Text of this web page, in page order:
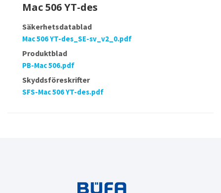
Mac 506 YT-des
Säkerhetsdatablad
Mac 506 YT-des_SE-sv_v2_0.pdf
Produktblad
PB-Mac 506.pdf
Skyddsföreskrifter
SFS-Mac 506 YT-des.pdf